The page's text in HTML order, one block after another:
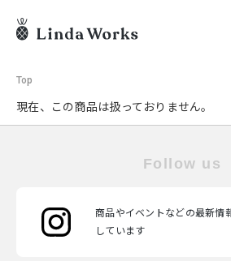
Top
現在、この商品は扱っておりません。
Follow us
商品やイベントなどの最新
しています